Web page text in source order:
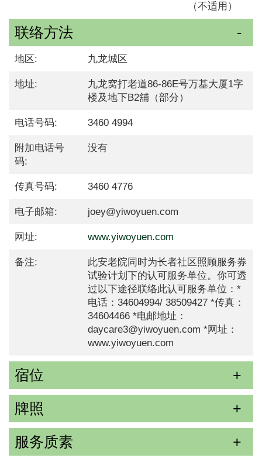
（不适用）
联络方法
地区: 九龙城区
地址:
九龙窝打老道86-86E号万基大厦1字
楼及地下B2舖（部分）
电话号码: 3460 4994
附加电话号
码:
没有
传真号码: 3460 4776
电子邮箱: joey@yiwoyuen.com
网址: www.yiwoyuen.com
备注:
此安老院同时为长者社区照顾服务券
试验计划下的认可服务单位。你可透
过以下途径联络此认可服务单位：*
电话：34604994/ 38509427 *传真：
34604466 *电邮地址：
daycare3@yiwoyuen.com *网址：
www.yiwoyuen.com
宿位
牌照
服务质素